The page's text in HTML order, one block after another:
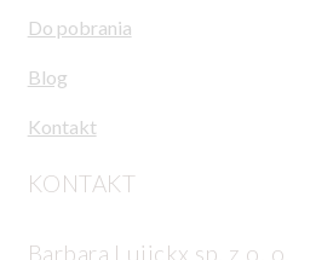
Do pobrania
Blog
Kontakt
KONTAKT
Barbara Luijckx sp. z o. o.